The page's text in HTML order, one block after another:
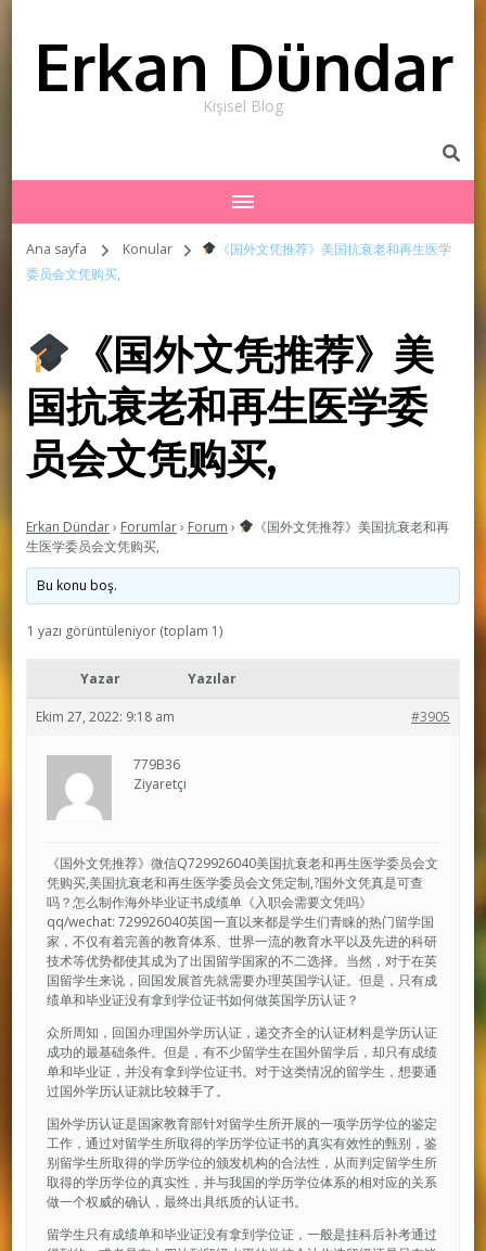
Erkan Dündar
Kişisel Blog
Ana sayfa Konular
《国外文凭推荐》美国抗衰老和再生医学
委员会文凭购买,
《国外文凭推荐》美
国抗衰老和再生医学委
员会文凭购买,
Erkan Dündar› Forumlar› Forum ›
《国外文凭推荐》美国抗衰老和再
生医学委员会文凭购买,
Bu konu boş.
1 yazı görüntüleniyor (toplam 1)
Yazar Yazılar
Ekim 27, 2022: 9:18 am #3905
779B36
Ziyaretçi
《国外文凭推荐》微信Q729926040美国抗衰老和再生医学委员会文
凭购买,美国抗衰老和再生医学委员会文凭定制,?国外文凭真是可查
吗？怎么制作海外毕业证书成绩单《入职会需要文凭吗》
qq/wechat: 729926040英国一直以来都是学生们青睐的热门留学国
家，不仅有着完善的教育体系、世界一流的教育水平以及先进的科研
技术等优势都使其成为了出国留学国家的不二选择。当然，对于在英
国留学生来说，回国发展首先就需要办理英国学认证。但是，只有成
绩单和毕业证没有拿到学位证书如何做英国学历认证？
众所周知，回国办理国外学历认证，递交齐全的认证材料是学历认证
成功的最基础条件。但是，有不少留学生在国外留学后，却只有成绩
单和毕业证，并没有拿到学位证书。对于这类情况的留学生，想要通
过国外学历认证就比较棘手了。
国外学历认证是国家教育部针对留学生所开展的一项学历学位的鉴定
工作，通过对留学生所取得的学历学位证书的真实有效性的甄别，鉴
别留学生所取得的学历学位的颁发机构的合法性，从而判定留学生所
取得的学历学位的真实性，并与我国的学历学位体系的相对应的关系
做一个权威的确认，最终出具纸质的认证书。
留学生只有成绩单和毕业证没有拿到学位证，一般是挂科后补考通过